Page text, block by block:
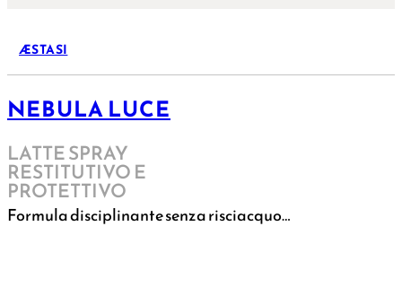
ÆSTASI
NEBULA LUCE
LATTE SPRAY
RESTITUTIVO E
PROTETTIVO
Formula disciplinante senza risciacquo…